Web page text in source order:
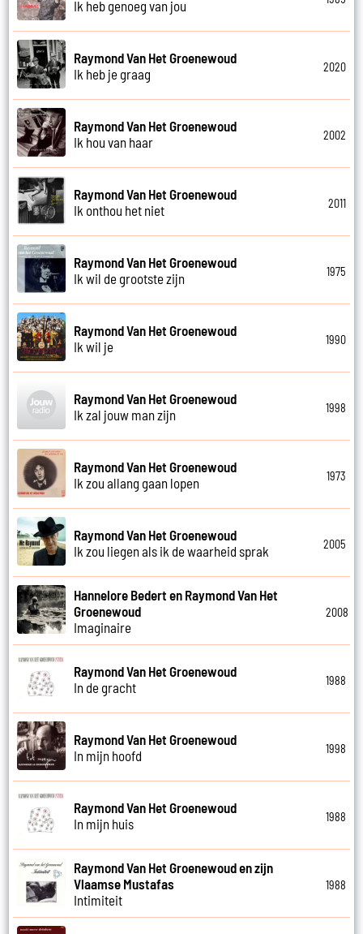
Ik heb genoeg van jou
Raymond Van Het Groenewoud
Ik heb je graag
2020
Raymond Van Het Groenewoud
Ik hou van haar
2002
Raymond Van Het Groenewoud
Ik onthou het niet
2011
Raymond Van Het Groenewoud
Ik wil de grootste zijn
1975
Raymond Van Het Groenewoud
Ik wil je
1990
Raymond Van Het Groenewoud
Ik zal jouw man zijn
1998
Raymond Van Het Groenewoud
Ik zou allang gaan lopen
1973
Raymond Van Het Groenewoud
Ik zou liegen als ik de waarheid sprak
2005
Hannelore Bedert en Raymond Van Het
Groenewoud
Imaginaire
2008
Raymond Van Het Groenewoud
In de gracht
1988
Raymond Van Het Groenewoud
In mijn hoofd
1998
Raymond Van Het Groenewoud
In mijn huis
1988
Raymond Van Het Groenewoud en zijn
Vlaamse Mustafas
Intimiteit
1988